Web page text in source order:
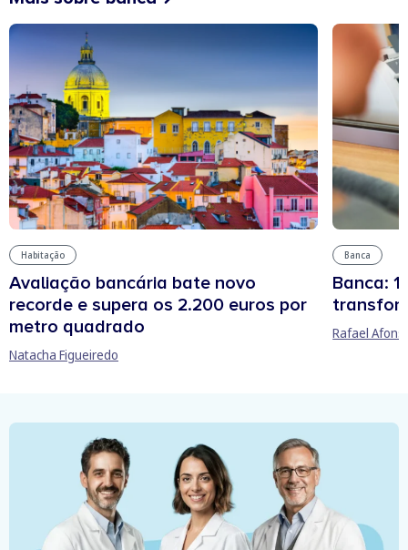
Habitação
Avaliação bancária bate novo
recorde e supera os 2.200 euros por
metro quadrado
Natacha Figueiredo
Banca
Banca:
Rafael